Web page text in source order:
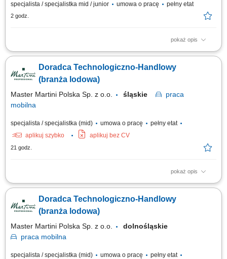
specjalista / specjalistka mid / junior umowa o pracę pełny etat
2 godz.
pokaż opis
Jakie zadania na Ciebie czekają? analizowanie potrzeb klientów;
termomodernizacją, OZE i ich sprzedaż; budowanie relacji z klientami i
wzmacnianie ich poprzez programy partnerskie i lojalnościowe; szkolenie
Doradca Technologiczno-Handlowy
(branża lodowa)
Master Martini Polska Sp. z o.o. śląskie
praca
mobilna
specjalista / specjalistka (mid) umowa o pracę
pełny etat
aplikuj szybko
aplikuj bez CV
21 godz.
pokaż opis
Twój obszar odpowiedzialności: Budowanie długofalowych, partnerskich
produktowe oraz prowadzenie prezentacji i pokazów u klientów. Udział w
targach, szkoleniach oraz kluczowych wydarzeniach branżowych.
Doradca Technologiczno-Handlowy
(branża lodowa)
Master Martini Polska Sp. z o.o.
dolnośląskie
praca mobilna
specjalista / specjalistka (mid) umowa o pracę
pełny etat